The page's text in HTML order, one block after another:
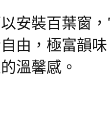
安裝百葉窗
由，極富韻
溫馨感。